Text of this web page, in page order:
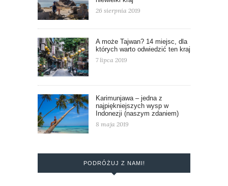
26 sierpnia 2019
A może Tajwan? 14 miejsc, dla
których warto odwiedzić ten kraj
7 lipca 2019
Karimunjawa – jedna z
najpiękniejszych wysp w
Indonezji (naszym zdaniem)
8 maja 2019
PODRÓŻUJ Z NAMI!